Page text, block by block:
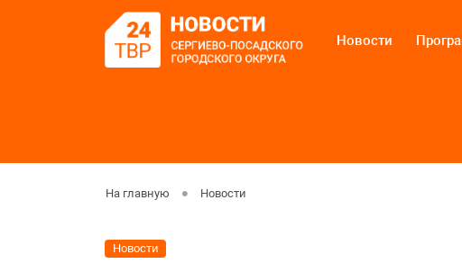
Новости
На главную Новости
Новости